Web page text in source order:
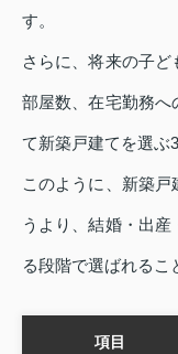
す。
さらに、将来の子
部屋数、在宅勤務へ
て新築戸建てを選ぶ
このように、新築
うより、結婚・出
る段階で選ばれるこ
項目